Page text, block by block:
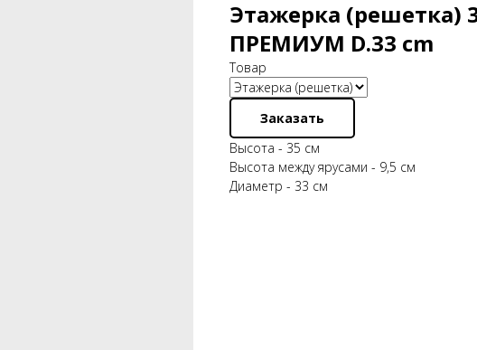
Этажерка (решетка)
ПРЕМИУМ D.33 cm
Товар
Заказать
Высота - 35 см
Высота между ярусами - 9,5 см
Диаметр - 33 см